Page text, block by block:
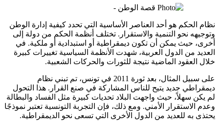
نظام الحكم هو أحد العناصر الأساسية التي تحدد كيفية إدارة الوطن
وتوجيهه نحو التنمية والاستقرار. تختلف أنظمة الحكم من دولة إلى
أخرى، حيث يمكن أن تكون ديمقراطية أو استبدادية أو ملكية. في
العديد من الدول العربية، شهدت الأنظمة السياسية تغييرات كبيرة
خلال العقود الماضية نتيجة للثورات والحركات الشعبية.
على سبيل المثال، بعد ثورة 2011 في تونس، تم تبني نظام
ديمقراطي جديد يتيح للناس المشاركة في صنع القرار. هذا التحول
لم يكن سهلاً، حيث واجهت البلاد تحديات كبيرة مثل الفساد والبطالة
وعدم الاستقرار الأمني. ومع ذلك، فإن التجربة التونسية تعتبر نموذجًا
يحتذى به للعديد من الدول الأخرى التي تسعى نحو الديمقراطية.